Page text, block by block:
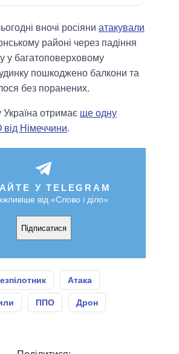
вночі росіяни атакували
районі через падіння
у багатоповерховому
пошкоджено балкони та
без поранених.
Україна отримає ще одну
Німеччини.
У TELEGRAM
від «Слово і діло»
Підписатися
Атака
ППО Дрон